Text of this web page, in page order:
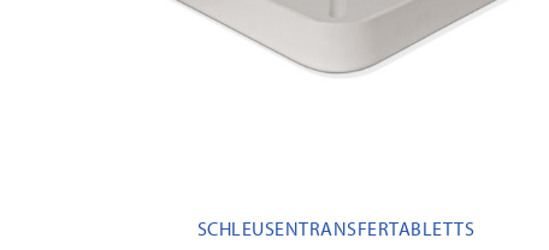
SCHLEUSENTRANSFERTABLETTS